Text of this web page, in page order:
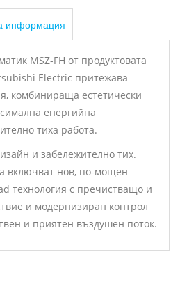
информация
MSZ-FH от продуктовата
Electric притежава
комбинираща естетически
енергийна
тиха работа.
и забележително тих.
включват нов, по-мощен
технология с пречистващо и
и модернизиран контрол
и приятен въздушен поток.